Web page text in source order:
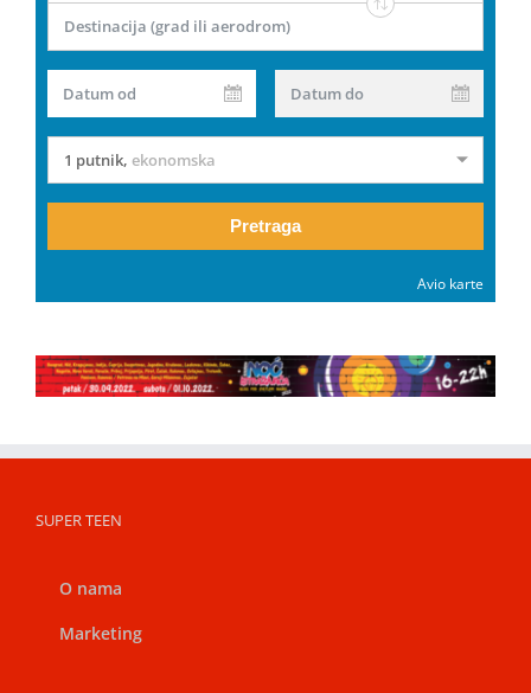
Destinacija (grad ili aerodrom)
Datum od Datum do
1 putnik, ekonomska
Pretraga
Avio karte
SUPER TEEN
O nama
Marketing